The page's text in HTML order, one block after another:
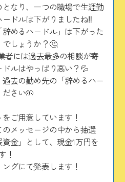
となり、一つの職場で生涯勤
ドルは下がりましたね‼️
めるハードル」は下がった
しょうか？🤔
者には過去最多の相談が寄
ルはやっぱり高い？💦
去の勤め先の「辞めるハー
ださい🤲
ご用意しています！
メッセージの中から抽選
金」として、現金1万円を
！
グにて発表します！